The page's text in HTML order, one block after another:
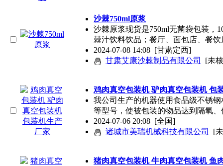
沙棘750ml原浆
沙棘原浆现货是750ml无菌袋包装，
棘汁饮料饮品；餐厅、面包店、餐饮
2024-07-08 14:08 [甘肃定西]
甘肃艾康沙棘制品有限公司
[未
鸡肉真空包装机 驴肉真空包装机 包
我公司生产的机器使用食品级不锈钢
等型号，使被包装的物品达到隔氧、
2024-07-06 20:08 [全国]
诸城市美瑞机械科技有限公司
[
猪肉真空包装机 牛肉真空包装机 鱼